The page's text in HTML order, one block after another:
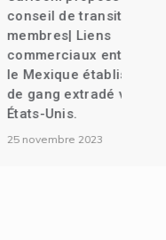
transition de 7
Liens
entre Haïti et
établis| Un chef
vers les
2023